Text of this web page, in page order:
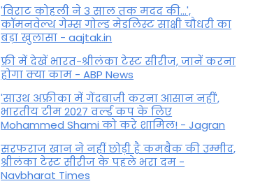
'विराट कोहली ने 3 साल तक मदद की...',
कॉमनवेल्थ गेम्स गोल्ड मेडलिस्ट साक्षी चौधरी का
बड़ा खुलासा - aajtak.in
फ्री में देखें भारत-श्रीलंका टेस्ट सीरीज, जानें करना
होगा क्या काम - ABP News
'साउथ अफ्रीका में गेंदबाजी करना आसान नहीं',
भारतीय टीम 2027 वर्ल्‍ड कप के लिए
Mohammed Shami को करे शामिल! - Jagran
सरफराज खान ने नहीं छोड़ी है कमबैक की उम्मीद,
श्रीलंका टेस्ट सीरीज के पहले भरा दम -
Navbharat Times